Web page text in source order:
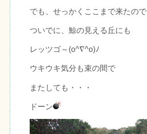
でも、せっかくここまで来たので
ついでに、鯨の見える丘にも
レッツゴ～(o^∇^o)ﾉ
ウキウキ気分も束の間で
またしても・・・
ドーン